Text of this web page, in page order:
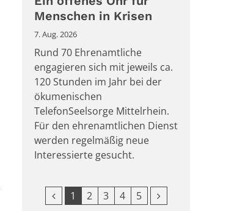
Menschen in Krisen
7. Aug. 2026
Rund 70 Ehrenamtliche
engagieren sich mit jeweils ca.
120 Stunden im Jahr bei der
ökumenischen
TelefonSeelsorge Mittelrhein.
Für den ehrenamtlichen Dienst
werden regelmäßig neue
Interessierte gesucht.
Vorherige Seite
1 2 3 4 5 Nächste Seite